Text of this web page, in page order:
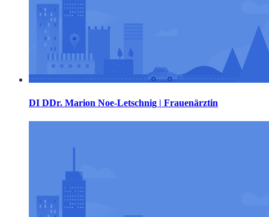
DI DDr. Marion Noe-Letschnig | Frauenärztin